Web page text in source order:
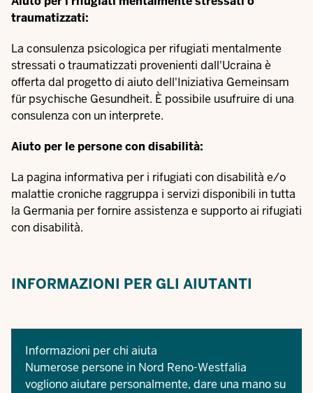
traumatizzati:
La consulenza psicologica per rifugiati mentalmente
stressati o traumatizzati provenienti dall'Ucraina è
offerta dal progetto di aiuto dell'Iniziativa Gemeinsam
für psychische Gesundheit. È possibile usufruire di una
consulenza con un interprete.
Aiuto per le persone con disabilità:
La pagina informativa per i rifugiati con disabilità e/o
malattie croniche raggruppa i servizi disponibili in tutta
la Germania per fornire assistenza e supporto ai rifugiati
con disabilità.
INFORMAZIONI PER GLI AIUTANTI
Informazioni per chi aiuta
Numerose persone in Nord Reno-Westfalia
vogliono aiutare personalmente, dare una mano su